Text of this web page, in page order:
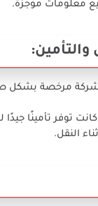
معلومات موجزة.
والتأمين:
مرخصة بشكل
توفر تأمينًا جيدًا
النقل.